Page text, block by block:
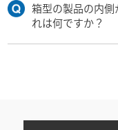
箱型の製品の内
れは何ですか？